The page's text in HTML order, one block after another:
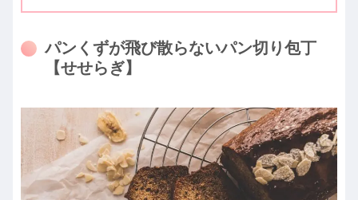
パンくずが飛び散らないパン切り包丁
【せせらぎ】